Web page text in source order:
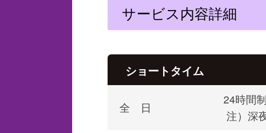
サービス内容詳細
ショートタイム
全 日
24時間
注）深